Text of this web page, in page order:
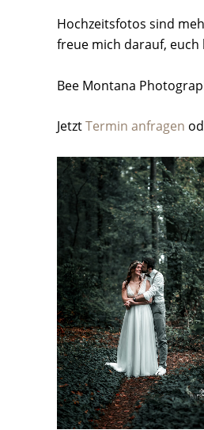
Hochzeitsfotos sind
freue mich darauf, euch
Bee Montana
JetztTermin anfragen